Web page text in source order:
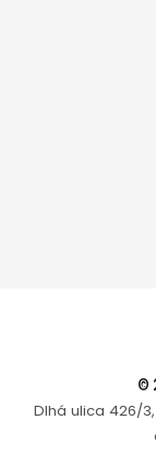
©
Dlhá ulica 426/3,